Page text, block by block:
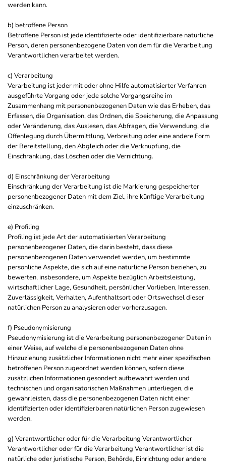
werden kann.
b) betroffene Person
Betroffene Person ist jede identifizierte oder identifizierbare natürliche
Person, deren personenbezogene Daten von dem für die Verarbeitung
Verantwortlichen verarbeitet werden.
c) Verarbeitung
Verarbeitung ist jeder mit oder ohne Hilfe automatisierter Verfahren
ausgeführte Vorgang oder jede solche Vorgangsreihe im
Zusammenhang mit personenbezogenen Daten wie das Erheben, das
Erfassen, die Organisation, das Ordnen, die Speicherung, die Anpassung
oder Veränderung, das Auslesen, das Abfragen, die Verwendung, die
Offenlegung durch Übermittlung, Verbreitung oder eine andere Form
der Bereitstellung, den Abgleich oder die Verknüpfung, die
Einschränkung, das Löschen oder die Vernichtung.
d) Einschränkung der Verarbeitung
Einschränkung der Verarbeitung ist die Markierung gespeicherter
personenbezogener Daten mit dem Ziel, ihre künftige Verarbeitung
einzuschränken.
e) Profiling
Profiling ist jede Art der automatisierten Verarbeitung
personenbezogener Daten, die darin besteht, dass diese
personenbezogenen Daten verwendet werden, um bestimmte
persönliche Aspekte, die sich auf eine natürliche Person beziehen, zu
bewerten, insbesondere, um Aspekte bezüglich Arbeitsleistung,
wirtschaftlicher Lage, Gesundheit, persönlicher Vorlieben, Interessen,
Zuverlässigkeit, Verhalten, Aufenthaltsort oder Ortswechsel dieser
natürlichen Person zu analysieren oder vorherzusagen.
f) Pseudonymisierung
Pseudonymisierung ist die Verarbeitung personenbezogener Daten in
einer Weise, auf welche die personenbezogenen Daten ohne
Hinzuziehung zusätzlicher Informationen nicht mehr einer spezifischen
betroffenen Person zugeordnet werden können, sofern diese
zusätzlichen Informationen gesondert aufbewahrt werden und
technischen und organisatorischen Maßnahmen unterliegen, die
gewährleisten, dass die personenbezogenen Daten nicht einer
identifizierten oder identifizierbaren natürlichen Person zugewiesen
werden.
g) Verantwortlicher oder für die Verarbeitung Verantwortlicher
Verantwortlicher oder für die Verarbeitung Verantwortlicher ist die
natürliche oder juristische Person, Behörde, Einrichtung oder andere